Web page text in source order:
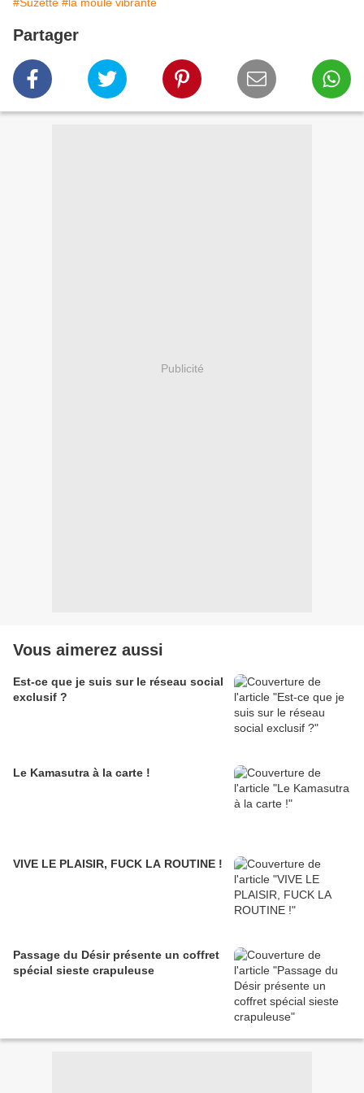
Partager
Publicité
Vous aimerez aussi
Est-ce que je suis sur le réseau social
exclusif ?
Le Kamasutra à la carte !
VIVE LE PLAISIR, FUCK LA ROUTINE !
Passage du Désir présente un coffret
spécial sieste crapuleuse